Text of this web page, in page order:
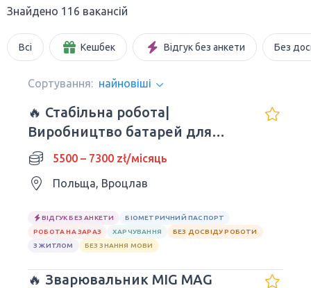
Знайдено 116 вакансій
Всі Кешбек Відгук без анкети Без
Сортування: найновіші
🔥 Стабільна робота|
Bиробництвo батарей для
авто| Wrocław
5500 – 7300 zł/місяць
Польща, Вроцлав
ВІДГУК БЕЗ АНКЕТИ
БІОМЕТРИЧНИЙ ПАСПОРТ
РОБОТА НА ЗАРАЗ
ХАРЧУВАННЯ
БЕЗ ДОСВІДУ РОБОТИ
З ЖИТЛОМ
БЕЗ ЗНАННЯ МОВИ
🔥 Зварювальник MIG MAG